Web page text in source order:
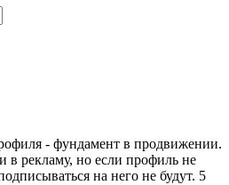
- фундамент в продвижении.
в рекламу, но если профиль не
на него не будут. 5